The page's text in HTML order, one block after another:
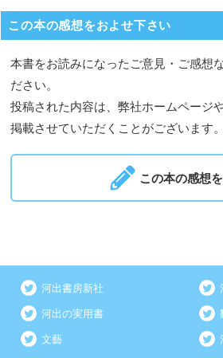
この本の感想をおよせ下さい
本書をお読みになったご意見・ご感想
ださい。
投稿された内容は、弊社ホームページ
掲載させていただくことがございます。
この本の感想
河出書房新社
河出の実用書
文藝